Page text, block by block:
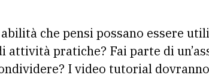
che pensi possano essere
pratiche? Fai parte di
I video tutorial